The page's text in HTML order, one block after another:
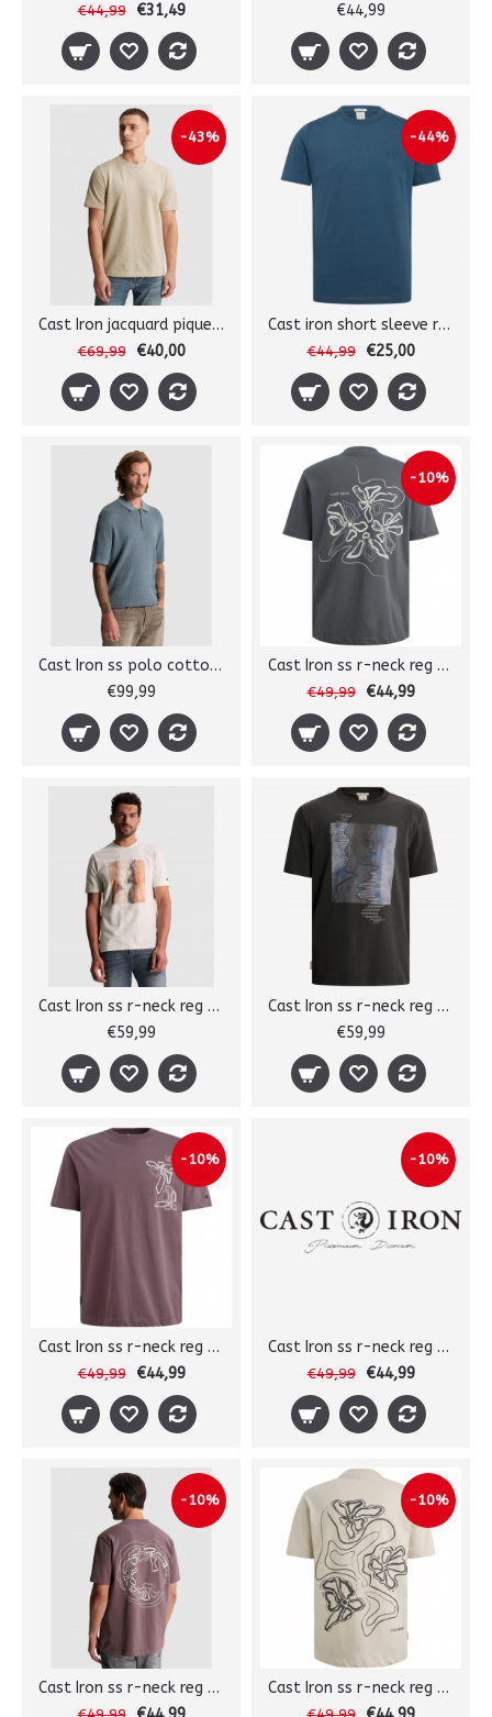
€44,99 €31,49
€44,99
-43%
Cast Iron jacquard pique tee
€69,99 €40,00
-44%
Cast iron short sleeve r-neck
€44,99 €25,00
Cast Iron ss polo cotton modal
€99,99
-10%
Cast Iron ss r-neck reg tee
€49,99 €44,99
Cast Iron ss r-neck reg tee
€59,99
Cast Iron ss r-neck reg tee
€59,99
-10%
Cast Iron ss r-neck reg tee
€49,99 €44,99
-10%
Cast Iron ss r-neck reg tee
€49,99 €44,99
-10%
Cast Iron ss r-neck reg tee
-10%
Cast Iron ss r-neck reg tee